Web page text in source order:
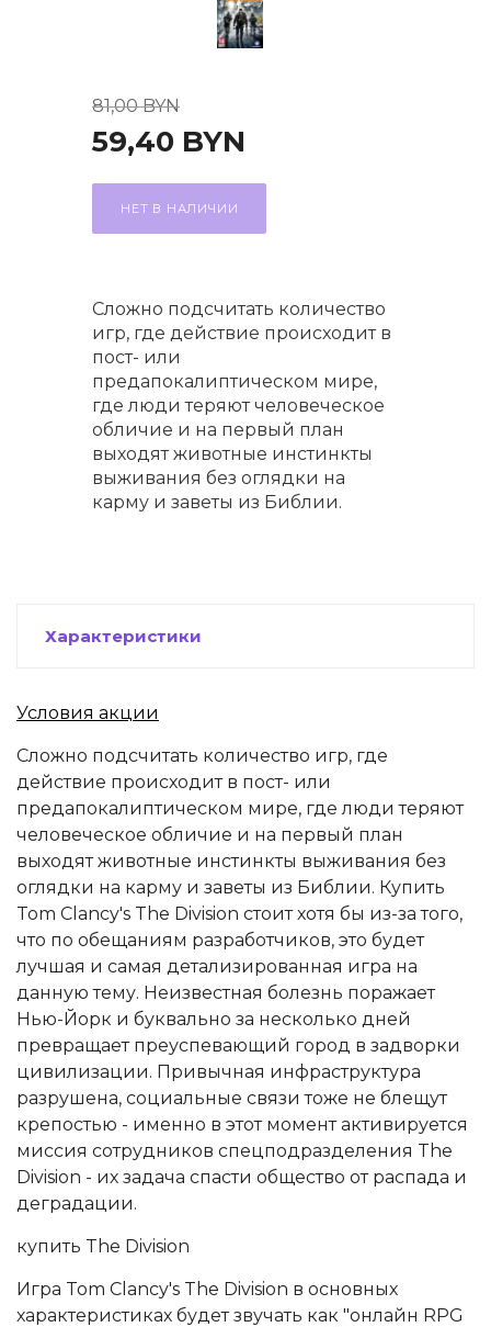
81,00BYN
59,40 BYN
НЕТ В НАЛИЧИИ
Сложно подсчитать количество
игр, где действие происходит в
пост- или
предапокалиптическом мире,
где люди теряют человеческое
обличие и на первый план
выходят животные инстинкты
выживания без оглядки на
карму и заветы из Библии.
Характеристики
Условия акции
Сложно подсчитать количество игр, где
действие происходит в пост- или
предапокалиптическом мире, где люди теряют
человеческое обличие и на первый план
выходят животные инстинкты выживания без
оглядки на карму и заветы из Библии. Купить
Tom Clancy's The Division стоит хотя бы из-за того,
что по обещаниям разработчиков, это будет
лучшая и самая детализированная игра на
данную тему. Неизвестная болезнь поражает
Нью-Йорк и буквально за несколько дней
превращает преуспевающий город в задворки
цивилизации. Привычная инфраструктура
разрушена, социальные связи тоже не блещут
крепостью - именно в этот момент активируется
миссия сотрудников спецподразделения The
Division - их задача спасти общество от распада и
деградации.
купить The Division
Игра Tom Clancy's The Division в основных
характеристиках будет звучать как "онлайн RPG